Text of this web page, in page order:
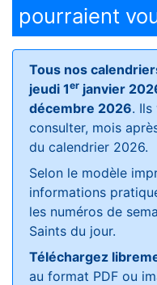
pourraient
Tous nos
jeudi 1er janvier
décembre 2026.
consulter, mois
du calendrier 2026.
Selon le modèle
informations
les numéros de
Saints du jour.
Téléchargez
au format PDF ou